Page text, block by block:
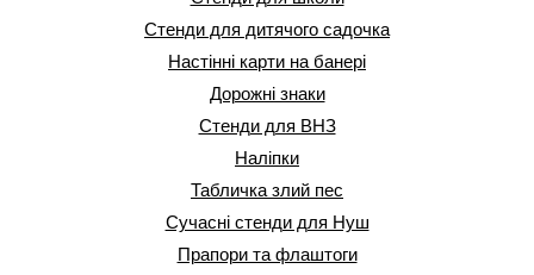
Стенди для дитячого садочка
Настінні карти на банері
Дорожні знаки
Стенди для ВНЗ
Наліпки
Табличка злий пес
Сучасні стенди для Нуш
Прапори та флаштоги